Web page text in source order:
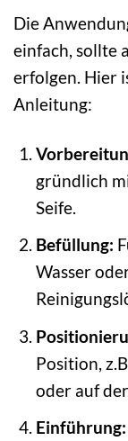
Die
einfach, sollte
erfolgen. Hier
Anleitung:
gründlich
Seife.
Befüllung:
Wasser
Position,
oder auf
Einführung: